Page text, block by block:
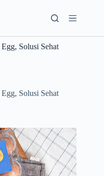
Solusi Sehat
Solusi Sehat